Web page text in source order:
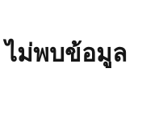
ไม่พบข้อมูล